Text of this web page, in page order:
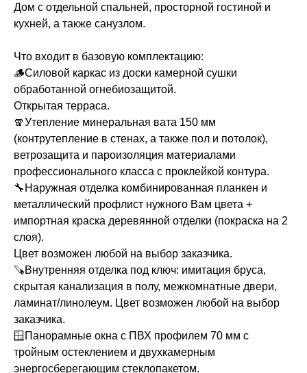
Дом с отдельной спальней, просторной гостиной и
кухней, а также санузлом.
Что входит в базовую комплектацию:
🪵Силовой каркас из доски камерной сушки
обработанной огнебиозащитой.
Открытая терраса.
🧣Утепление минеральная вата 150 мм
(контрутепление в стенах, а также пол и потолок),
ветрозащита и пароизоляция материалами
профессионального класса с проклейкой контура.
🔧Наружная отделка комбинированная планкен и
металлический профлист нужного Вам цвета +
импортная краска деревянной отделки (покраска на 2
слоя).
Цвет возможен любой на выбор заказчика.
🪚Внутренняя отделка под ключ: имитация бруса,
скрытая канализация в полу, межкомнатные двери,
ламинат/линолеум. Цвет возможен любой на выбор
заказчика.
🪟Панорамные окна с ПВХ профилем 70 мм с
тройным остеклением и двухкамерным
энергосберегающим стеклопакетом.